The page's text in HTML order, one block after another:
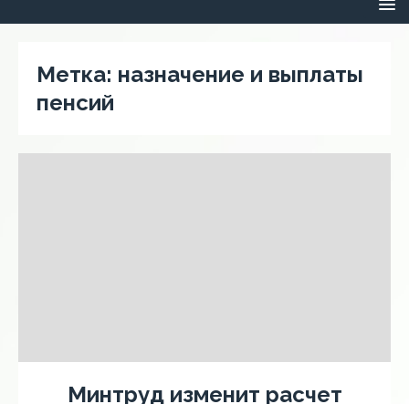
Метка: назначение и выплаты
пенсий
Минтруд изменит расчет